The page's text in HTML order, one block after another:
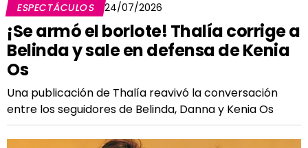
ESPECTÁCULOS 24/07/2026
¡Se armó el borlote! Thalía corrige a
Belinda y sale en defensa de Kenia
Os
Una publicación de Thalía reavivó la conversación
entre los seguidores de Belinda, Danna y Kenia Os